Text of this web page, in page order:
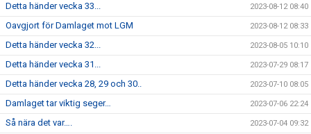
Detta händer vecka 33... 2023-08-12 08:40
Oavgjort för Damlaget mot LGM 2023-08-12 08:33
Detta händer vecka 32... 2023-08-05 10:10
Detta händer vecka 31... 2023-07-29 08:17
Detta händer vecka 28, 29 och 30.. 2023-07-10 08:05
Damlaget tar viktig seger… 2023-07-06 22:24
Så nära det var…. 2023-07-04 09:32